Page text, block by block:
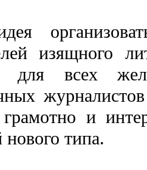
изящного
для всех
грамотно и
типа.